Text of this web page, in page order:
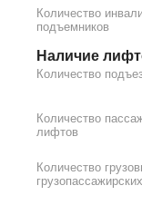
Количество
подъемников
Наличие
Количество
Количество
лифтов
Количество